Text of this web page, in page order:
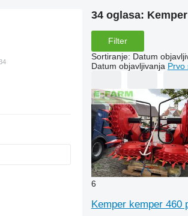
34 oglasa:
Filter
Sortiranje: Datum
Datum objavljivanja Prvo
6
Kemper kemper 460